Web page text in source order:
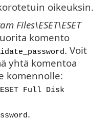
oikeuksin.
Files\ESET\ESET
komento
. Voit
yhtä komentoa
komennolle:
Full Disk
.